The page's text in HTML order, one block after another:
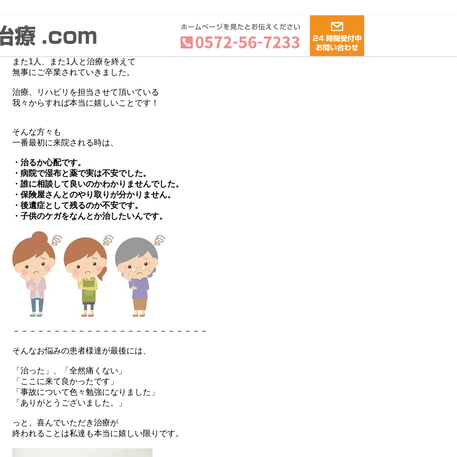
【さくら接骨院】です。
また1人、また1人と治療を終えて
無事にご卒業されていきました。
治療、リハビリを担当させて頂いている
我々からすれば本当に嬉しいことです！
そんな方々も
一番最初に来院される時は、
・治るか心配です。
・病院で湿布と薬で実は不安でした。
・誰に相談して良いのかわかりませんでした。
・保険屋さんとのやり取りが分かりません。
・後遺症として残るのか不安です。
・子供のケガをなんとか治したいんです。
－－－－－－－－－－－－－－－－－－－－－－－－
そんなお悩みの患者様達が最後には、
「治った」、「全然痛くない」
「ここに来て良かったです」
「事故について色々勉強になりました」
「ありがとうございました。」
っと、喜んでいただき治療が
終われることは私達も本当に嬉しい限りです。